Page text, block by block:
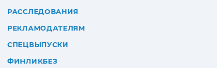
РАССЛЕДОВАНИЯ
РЕКЛАМОДАТЕЛЯМ
СПЕЦВЫПУСКИ
ФИНЛИКБЕЗ